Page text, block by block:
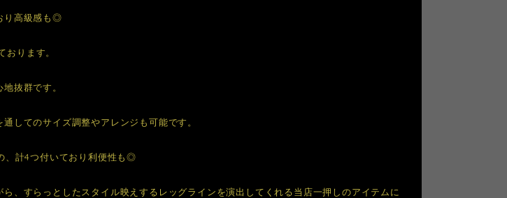
り高級感も◎
おります。
抜群です。
してのサイズ調整やアレンジも可能です。
、計4つ付いており利便性も◎
、すらっとしたスタイル映えするレッグラインを演出してくれる当店一押しのアイテムに